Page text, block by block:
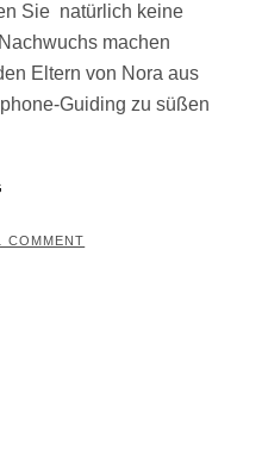
Sie natürlich keine
machen
Eltern von Nora aus
Guiding zu süßen
VIA
COMMENT